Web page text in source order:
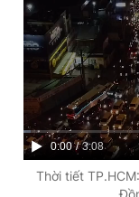
C
u
0:00 / D
u
3:08
Thời tiết